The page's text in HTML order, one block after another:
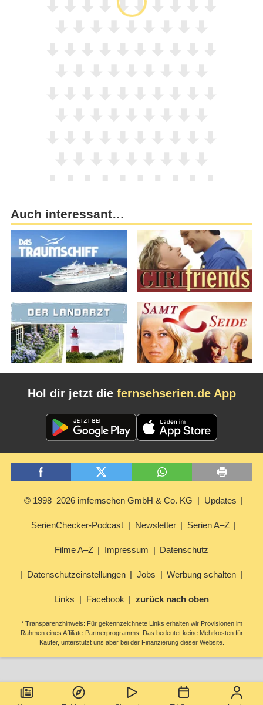
Auch interessant…
Hol dir jetzt die fernsehserien.de App
© 1998–2026 imfernsehen GmbH & Co. KG Updates
SerienChecker-Podcast Newsletter Serien A–Z
Filme A–Z Impressum Datenschutz
Datenschutzeinstellungen Jobs Werbung schalten
Links Facebook zurück nach oben
* Transparenzhinweis: Für gekennzeichnete Links erhalten wir Provisionen im
Rahmen eines Affiliate-Partnerprogramms. Das bedeutet keine Mehrkosten für
Käufer, unterstützt uns aber bei der Finanzierung dieser Website.